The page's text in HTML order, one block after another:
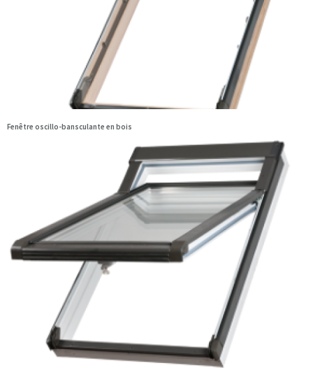
Fenêtre oscillo-bansculante en bois